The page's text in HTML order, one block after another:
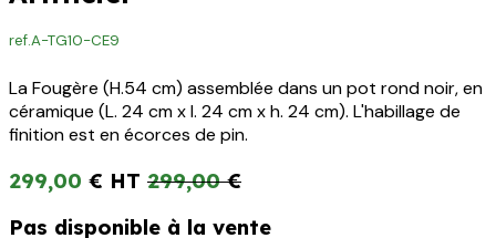
ref.A-TG10-CE9
La Fougère (H.54 cm) assemblée dans un pot rond noir, en
céramique (L. 24 cm x l. 24 cm x h. 24 cm). L'habillage de
finition est en écorces de pin.
299,00 € 299,00€
Pas disponible à la vente